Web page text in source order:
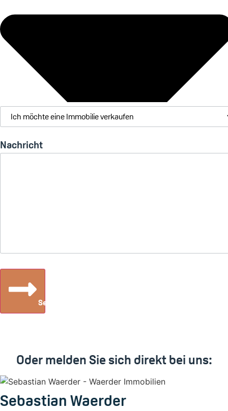
Nachricht
Senden
Oder melden Sie sich direkt bei uns:
Sebastian Waerder